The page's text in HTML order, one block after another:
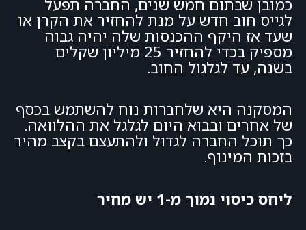
כמובן שבתום חמש שנים, החברה תפעל
לגייס חוב חדש על מנת להחזיר את הקרן או
שעד אז היקף ההכנסות שלה יהיה גבוה
מספיק בכדי להחזיר 25 מיליון שקלים
בשנה, עד לגלגול החוב.
המסקנה היא שלחברות נוח להשתמש בכסף
של אחרים ובבוא היום לגלגל את ההלוואה.
כך תוכל החברה לגדול ולהתעצם בקצב מהיר
בזכות המינוף.
ליחס כיסוי נמוך מ-1 יש מחיר